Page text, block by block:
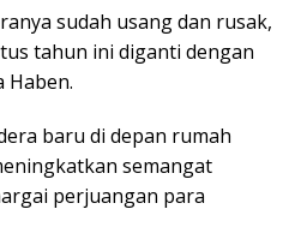
sudah usang dan rusak,
tahun ini diganti dengan
Haben.
baru di depan rumah
semangat
perjuangan para